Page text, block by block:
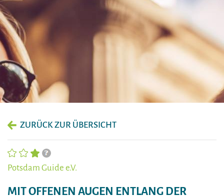
ZURÜCK ZUR ÜBERSICHT
Potsdam Guide e.V.
MIT OFFENEN AUGEN ENTLANG DER